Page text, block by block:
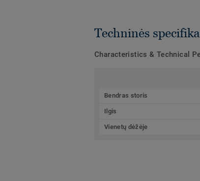
Techninės
Characteristics & Technical
Bendras storis
Ilgis
Vienetų dėžėje